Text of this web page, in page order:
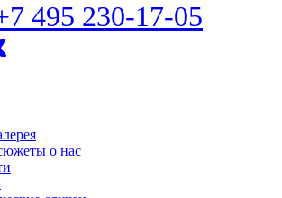
495 230-17-05
о нас